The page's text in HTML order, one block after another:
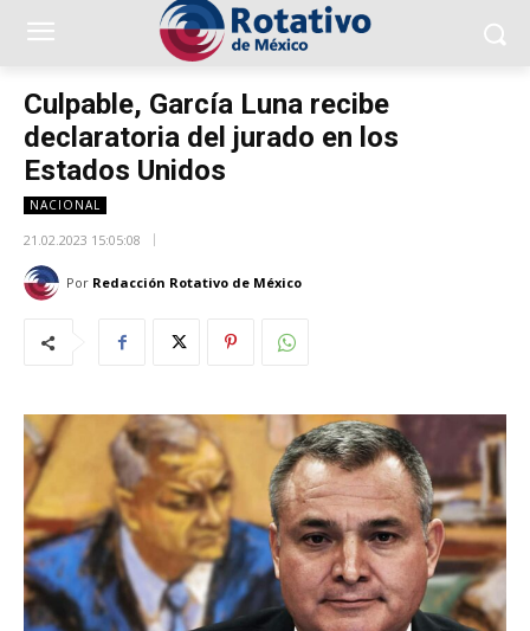
Culpable, García Luna recibe
declaratoria del jurado en los
Estados Unidos
NACIONAL
21.02.2023 15:05:08
Por Redacción Rotativo de México